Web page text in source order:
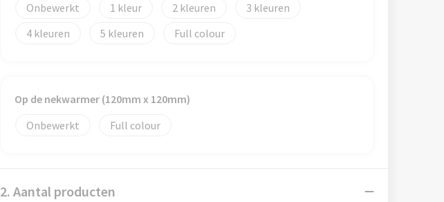
Onbewerkt
1 2
3
4
5 Full colour
Op de nekwarmer (120mm x 120mm)
Onbewerkt
Full colour
2. Aantal producten